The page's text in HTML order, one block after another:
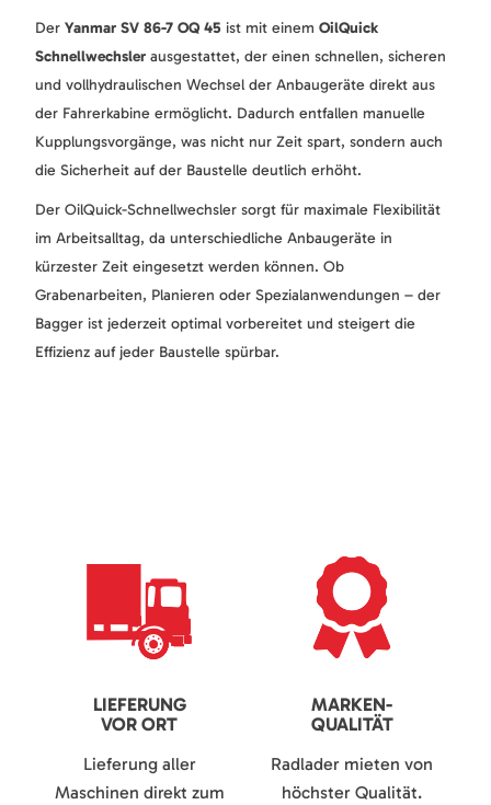
Der Yanmar SV 86-7 OQ 45 ist mit einem OilQuick
Schnellwechsler ausgestattet, der einen schnellen, sicheren
und vollhydraulischen Wechsel der Anbaugeräte direkt aus
der Fahrerkabine ermöglicht. Dadurch entfallen manuelle
Kupplungsvorgänge, was nicht nur Zeit spart, sondern auch
die Sicherheit auf der Baustelle deutlich erhöht.
Der OilQuick-Schnellwechsler sorgt für maximale Flexibilität
im Arbeitsalltag, da unterschiedliche Anbaugeräte in
kürzester Zeit eingesetzt werden können. Ob
Grabenarbeiten, Planieren oder Spezialanwendungen – der
Bagger ist jederzeit optimal vorbereitet und steigert die
Effizienz auf jeder Baustelle spürbar.
LIEFERUNG
VOR ORT
Lieferung aller
Maschinen direkt zum
MARKEN-
QUALITÄT
Radlader mieten von
höchster Qualität.